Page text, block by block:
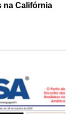
na Califórnia